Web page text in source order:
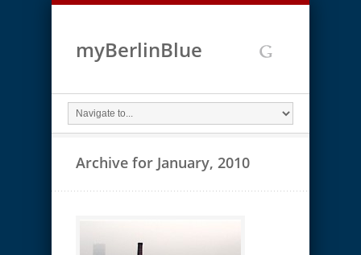
myBerlinBlue
Archive for January, 2010